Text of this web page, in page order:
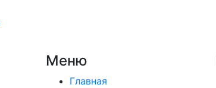
Меню
Главная